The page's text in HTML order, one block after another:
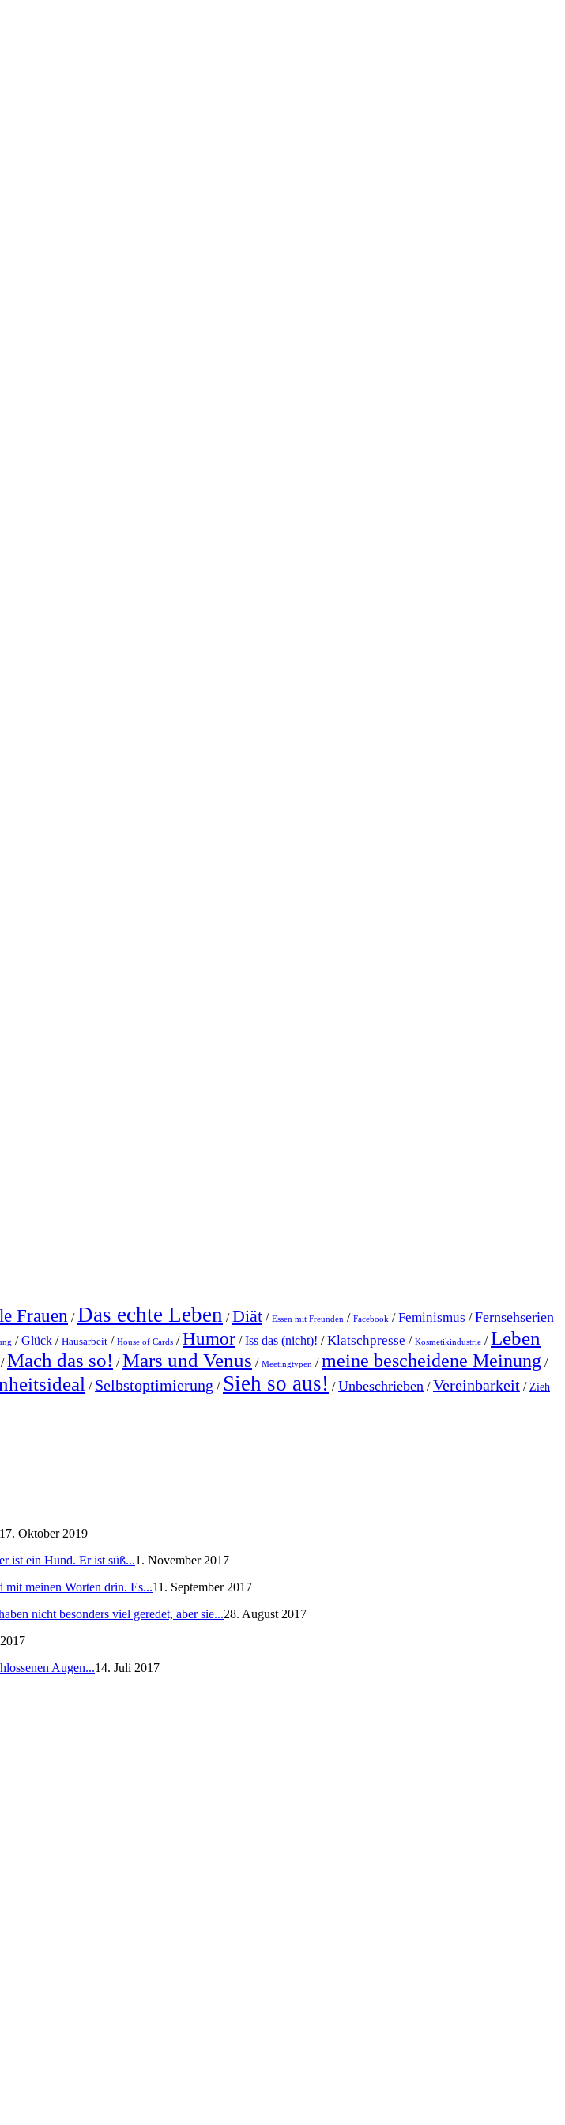
Frauen /Das echte Leben /Diät / Essen mit Freunden / Facebook /Feminismus /Fernsehserien
/Glück / Hausarbeit / House of Cards /Humor /Iss das (nicht)! /Klatschpresse / Kosmetikindustrie /Leben
/Mach das so! /Mars und Venus / Meetingtypen /meine bescheidene Meinung /
/ Selbstoptimierung / Sieh so aus! /Unbeschrieben /Vereinbarkeit / Zieh
17. Oktober 2019
ist ein Hund. Er ist süß...1. November 2017
mit meinen Worten drin. Es...11. September 2017
nicht besonders viel geredet, aber sie...28. August 2017
Augen...14. Juli 2017